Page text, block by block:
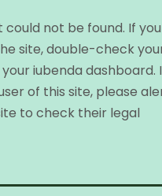
could not be found. If
site, double-check
iubenda dashboard.
of this site, please
to check their legal